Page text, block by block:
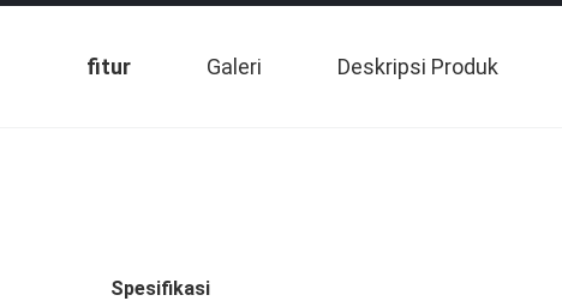
fitur Galeri Deskripsi Produk
Spesifikasi